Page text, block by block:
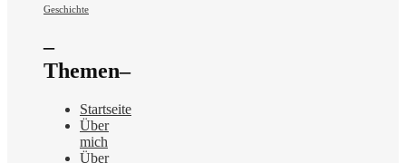
Geschichte
–
Themen–
Startseite
Über
mich
Über